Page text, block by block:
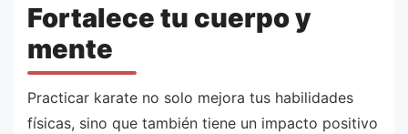
Fortalece tu cuerpo y
mente
Practicar karate no solo mejora tus habilidades
físicas, sino que también tiene un impacto positivo